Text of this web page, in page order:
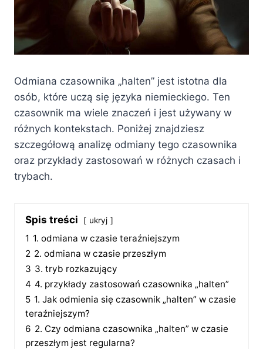
Odmiana czasownika „halten” jest istotna dla
osób, które uczą się języka niemieckiego. Ten
czasownik ma wiele znaczeń i jest używany w
różnych kontekstach. Poniżej znajdziesz
szczegółową analizę odmiany tego czasownika
oraz przykłady zastosowań w różnych czasach i
trybach.
Spis treści ukryj
1 1. odmiana w czasie teraźniejszym
2 2. odmiana w czasie przeszłym
3 3. tryb rozkazujący
4 4. przykłady zastosowań czasownika „halten”
5 1. Jak odmienia się czasownik „halten” w czasie
teraźniejszym?
6 2. Czy odmiana czasownika „halten” w czasie
przeszłym jest regularna?